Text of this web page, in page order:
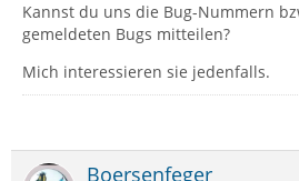
Kannst du uns die Bug-Nummern
gemeldeten Bugs mitteilen?
Mich interessieren sie jedenfalls.
Boersenfeger